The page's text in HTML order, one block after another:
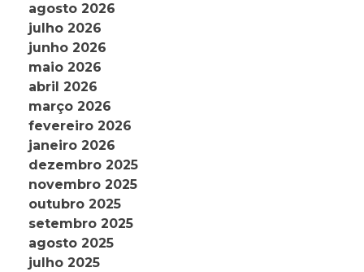
agosto 2026
julho 2026
junho 2026
maio 2026
abril 2026
março 2026
fevereiro 2026
janeiro 2026
dezembro 2025
novembro 2025
outubro 2025
setembro 2025
agosto 2025
julho 2025